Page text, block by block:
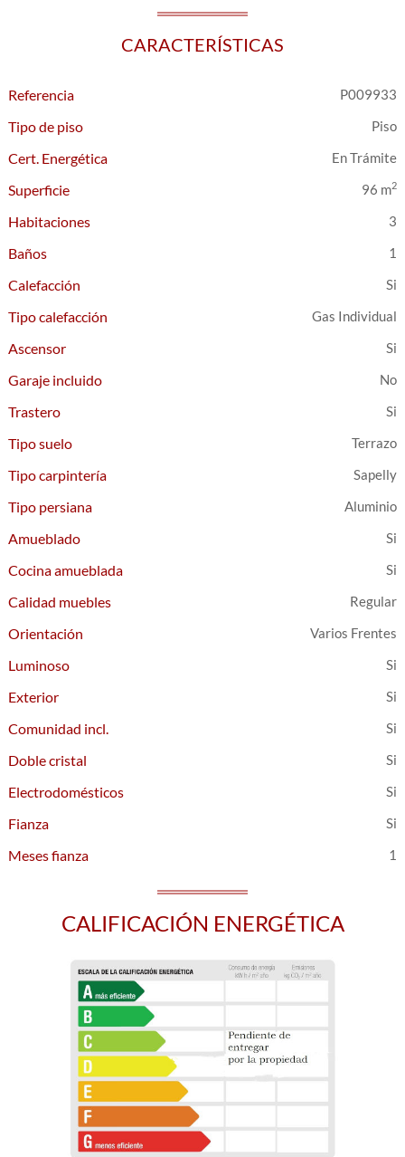
CARACTERÍSTICAS
Referencia P009933
Tipo de piso Piso
Cert. Energética En Trámite
Superficie 96 m2
Habitaciones 3
Baños 1
Calefacción
Tipo calefacción
Gas Individual
Ascensor
Garaje incluido
Trastero
Tipo suelo
Terrazo
Tipo carpintería Sapelly
Tipo persiana Aluminio
Amueblado
Cocina amueblada
Calidad muebles
Regular
Orientación Varios Frentes
Luminoso
Exterior
Comunidad incl.
Doble cristal
Electrodomésticos
Fianza
Meses fianza
1
CALIFICACIÓN ENERGÉTICA